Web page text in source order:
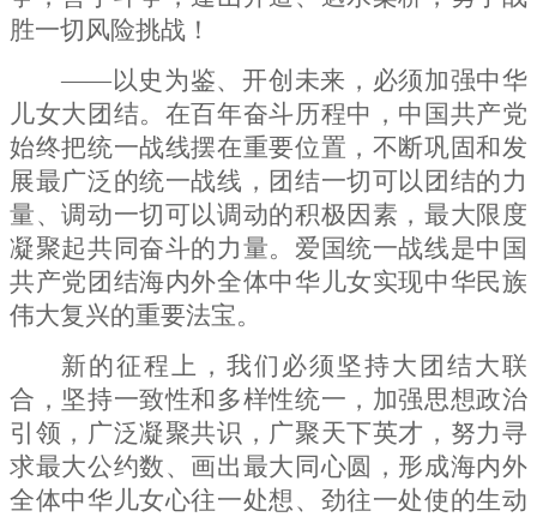
胜一切风险挑战！
——以史为鉴、开创未来，必须加强中华
儿女大团结。在百年奋斗历程中，中国共产党
始终把统一战线摆在重要位置，不断巩固和发
展最广泛的统一战线，团结一切可以团结的力
量、调动一切可以调动的积极因素，最大限度
凝聚起共同奋斗的力量。爱国统一战线是中国
共产党团结海内外全体中华儿女实现中华民族
伟大复兴的重要法宝。
新的征程上，我们必须坚持大团结大联
合，坚持一致性和多样性统一，加强思想政治
引领，广泛凝聚共识，广聚天下英才，努力寻
求最大公约数、画出最大同心圆，形成海内外
全体中华儿女心往一处想、劲往一处使的生动